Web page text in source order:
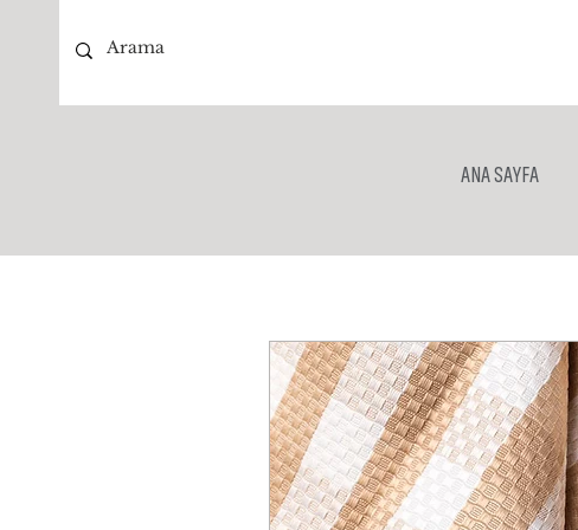
ANA SAYFA